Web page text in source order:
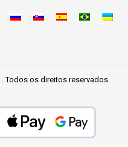
. Todos os direitos reservados.